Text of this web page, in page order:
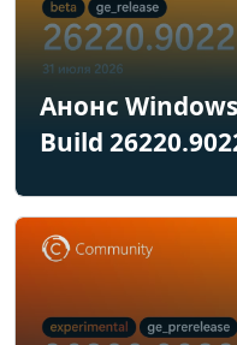
Анонс
Build